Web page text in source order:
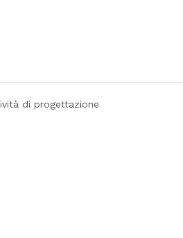
di progettazione